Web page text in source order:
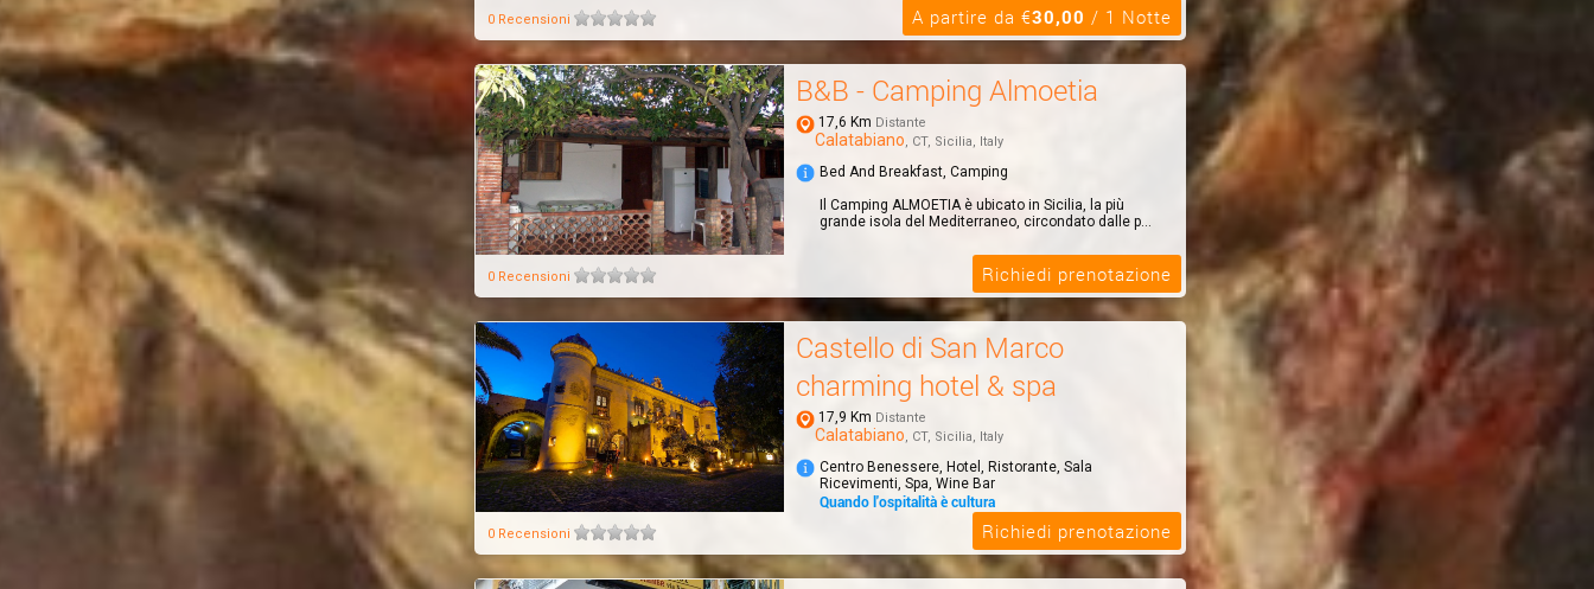
0 Recensioni A partire da €30,00 / 1 Notte
B&B - Camping Almoetia
17,6 Km Distante
Calatabiano, CT, Sicilia, Italy
Bed And Breakfast, Camping
Il Camping ALMOETIA è ubicato in Sicilia, la più
grande isola del Mediterraneo, circondato dalle p...
0 Recensioni Richiedi prenotazione
Castello di San Marco
charming hotel & spa
17,9 Km Distante
Calatabiano, CT, Sicilia, Italy
Centro Benessere, Hotel, Ristorante, Sala
Ricevimenti, Spa, Wine Bar
Quando l'ospitalità è cultura
Il Castello di San Marco charming hotel & Spa,
immerso in un parco di 4 ettari, a soli 100 metri
dal...
0 Recensioni Richiedi prenotazione